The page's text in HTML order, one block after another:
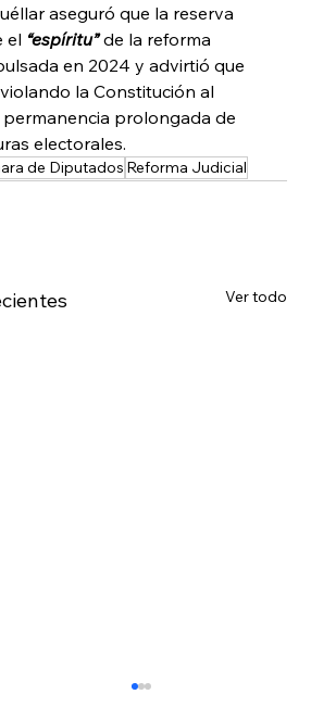
aseguró que la reserva
el “espíritu” de la reforma
en 2024 y advirtió que
la Constitución al
prolongada de
electorales.
de Diputados Reforma Judicial
Ver todo